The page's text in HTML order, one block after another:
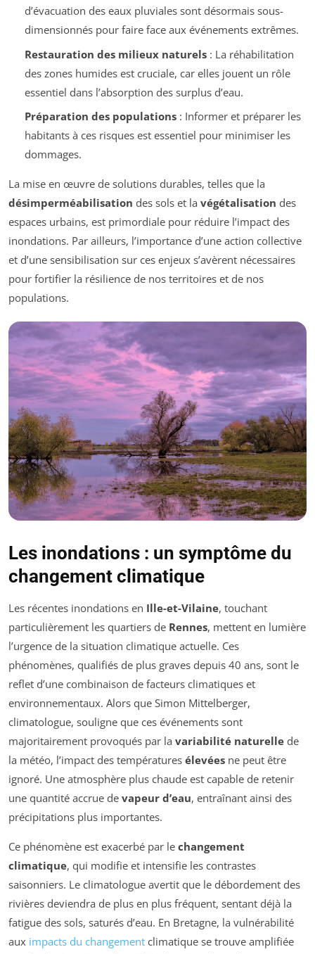
d’évacuation des eaux pluviales sont désormais sous-
dimensionnés pour faire face aux événements extrêmes.
Restauration des milieux naturels: La réhabilitation
des zones humides est cruciale, car elles jouent un rôle
essentiel dans l’absorption des surplus d’eau.
Préparation des populations: Informer et préparer les
habitants à ces risques est essentiel pour minimiser les
dommages.
La mise en œuvre de solutions durables, telles que la
désimperméabilisation des sols et la végétalisation des
espaces urbains, est primordiale pour réduire l’impact des
inondations. Par ailleurs, l’importance d’une action collective
et d’une sensibilisation sur ces enjeux s’avèrent nécessaires
pour fortifier la résilience de nos territoires et de nos
populations.
Les inondations : un symptôme du
changement climatique
Les récentes inondations en Ille-et-Vilaine, touchant
particulièrement les quartiers de Rennes, mettent en lumière
l’urgence de la situation climatique actuelle. Ces
phénomènes, qualifiés de plus graves depuis 40 ans, sont le
reflet d’une combinaison de facteurs climatiques et
environnementaux. Alors que Simon Mittelberger,
climatologue, souligne que ces événements sont
majoritairement provoqués par la variabilité naturelle de
la météo, l’impact des températures élevées ne peut être
ignoré. Une atmosphère plus chaude est capable de retenir
une quantité accrue de vapeur d’eau, entraînant ainsi des
précipitations plus importantes.
Ce phénomène est exacerbé par le changement
climatique, qui modifie et intensifie les contrastes
saisonniers. Le climatologue avertit que le débordement des
rivières deviendra de plus en plus fréquent, sentant déjà la
fatigue des sols, saturés d’eau. En Bretagne, la vulnérabilité
aux impacts du changement climatique se trouve amplifiée